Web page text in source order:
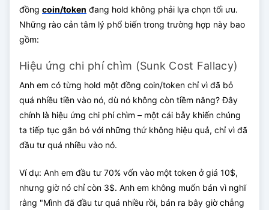
đồng coin/token đang hold không phải lựa chọn tối ưu.
Những rào cản tâm lý phổ biến trong trường hợp này bao
gồm:
Hiệu ứng chi phí chìm (Sunk Cost Fallacy)
Anh em có từng hold một đồng coin/token chỉ vì đã bỏ
quá nhiều tiền vào nó, dù nó không còn tiềm năng? Đây
chính là hiệu ứng chi phí chìm – một cái bẫy khiến chúng
ta tiếp tục gắn bó với những thứ không hiệu quả, chỉ vì đã
đầu tư quá nhiều vào nó.
Ví dụ: Anh em đầu tư 70% vốn vào một token ở giá 10$,
nhưng giờ nó chỉ còn 3$. Anh em không muốn bán vì nghĩ
rằng "Mình đã đầu tư quá nhiều rồi, bán ra bây giờ chẳng